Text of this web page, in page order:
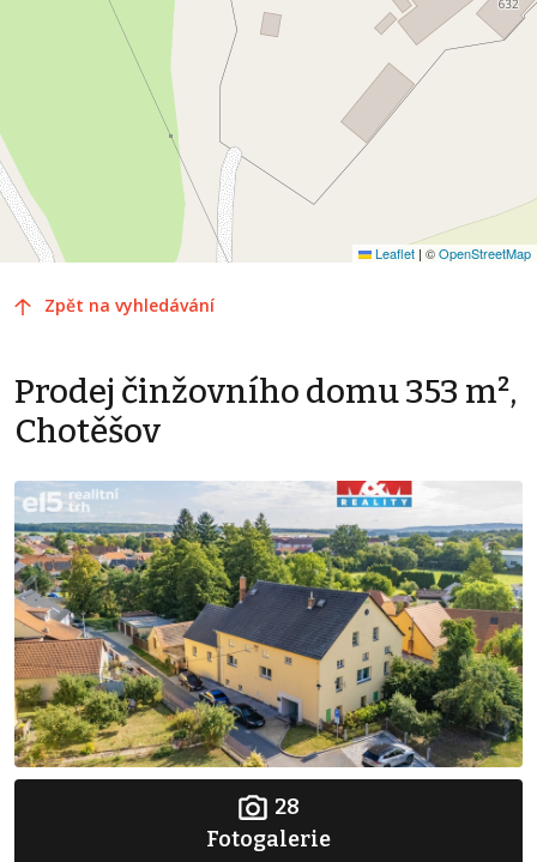
Leaflet | ©OpenStreetMap
Zpět na vyhledávání
Prodej činžovního domu 353 m²,
Chotěšov
28
Fotogalerie